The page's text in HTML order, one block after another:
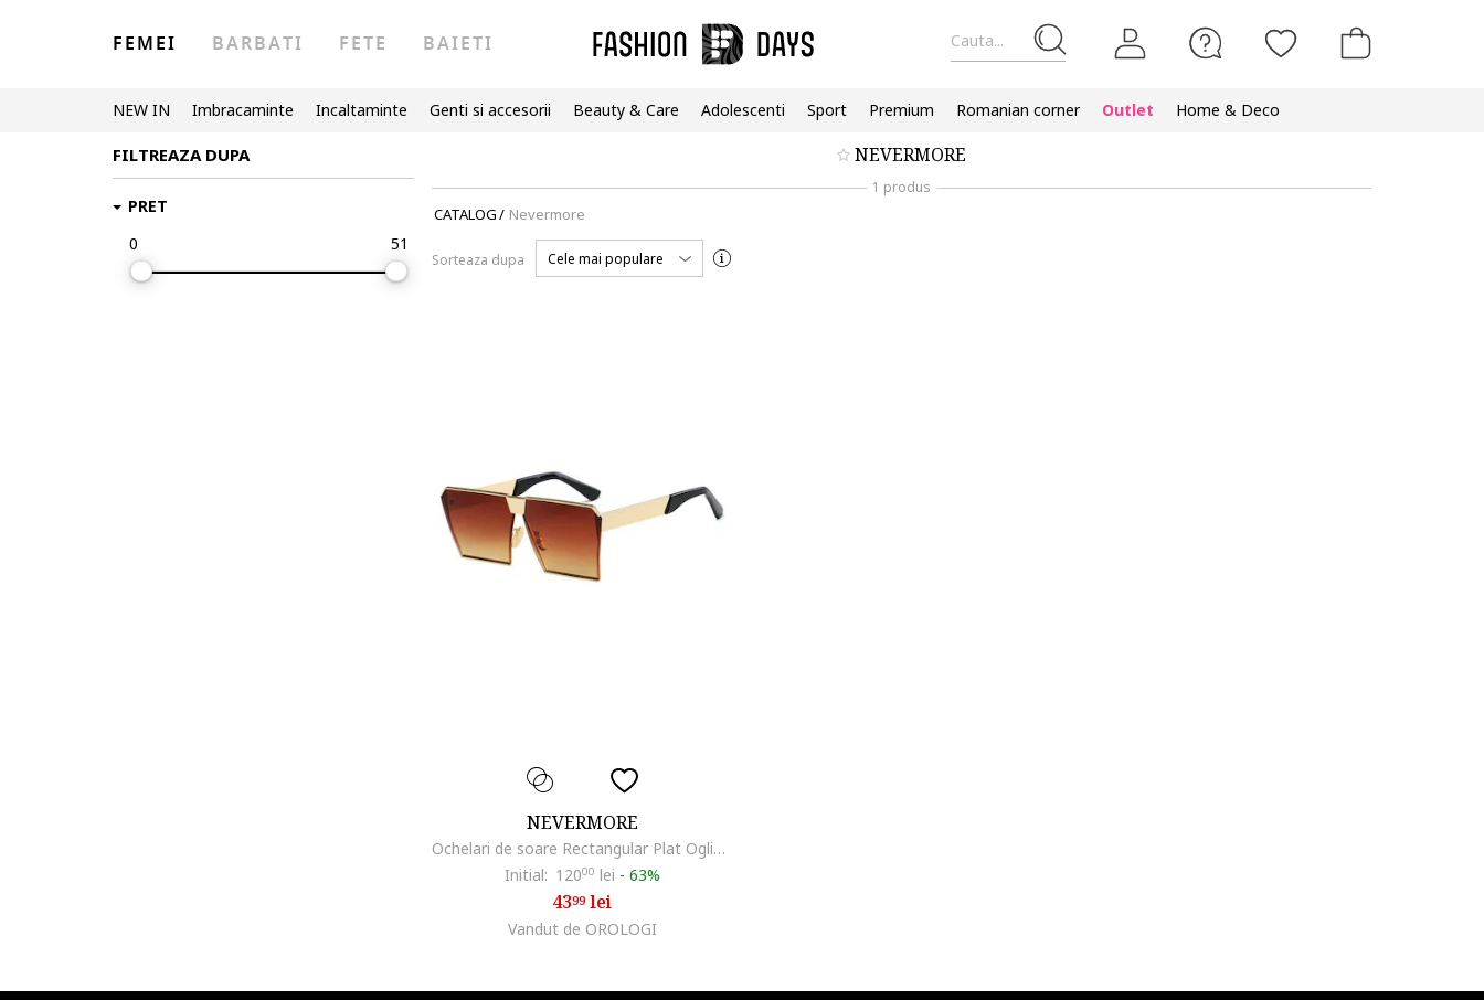
Cauta...
FEMEI BARBATI FETE BAIETI
NEW IN Imbracaminte Incaltaminte Genti si accesorii Beauty & Care Adolescenti Sport Premium Romanian corner Outlet Home & Deco
NEVERMORE
1 produs
CATALOG/ Nevermore
Sorteaza dupa Cele mai populare
NEVERMORE
Ochelari de soare Rectangular Plat Oglinda Maro - Auriu, Maro
Initial: 12000 lei - 63%
4399lei
Vandut de OROLOGI
FILTREAZA DUPA
PRET
0
51